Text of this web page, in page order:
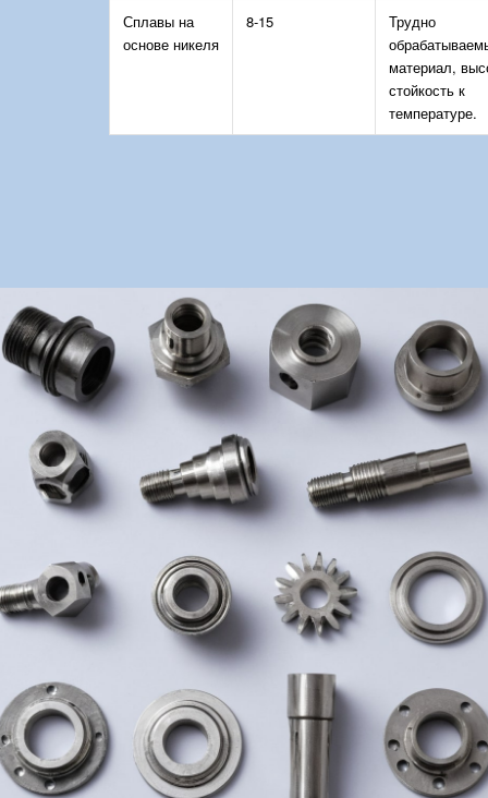
Сплавы на
основе никеля
8-15
Трудно
материал,
стойкость к
температуре.